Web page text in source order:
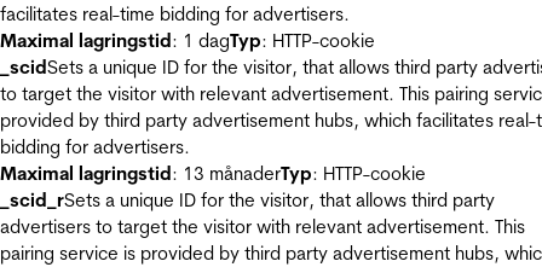
facilitates real-time bidding for advertisers.
Maximal lagringstid: 1 dagTyp: HTTP-cookie
_scidSets a unique ID for the visitor, that allows third party
to target the visitor with relevant advertisement. This pairing
provided by third party advertisement hubs, which facilitates real-
bidding for advertisers.
Maximal lagringstid: 13 månaderTyp: HTTP-cookie
_scid_rSets a unique ID for the visitor, that allows third party
advertisers to target the visitor with relevant advertisement. This
pairing service is provided by third party advertisement hubs,